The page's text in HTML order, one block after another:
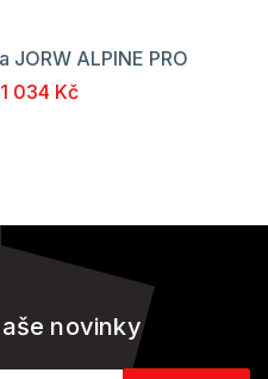
JORW ALPINE PRO
1 034 Kč
novinky